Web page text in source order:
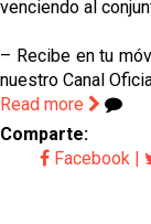
venciendo al
– Recibe en tu
nuestro Canal
Read more
Comparte:
Facebook